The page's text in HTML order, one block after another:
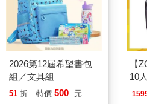
「大快人心」的對錯觀，不一定
學家做不到的事情，經濟學家也許
經濟學家的對錯觀
對於上述情況，經濟學家可能有不
也許有人會說：「啊？為什麼啊？
經濟學家是這樣考慮的：整個社
要付出的成本，比C把工地的門鎖
2026第12屆希望書包
組／文具組
51 折 特價 500 元
【
10
微